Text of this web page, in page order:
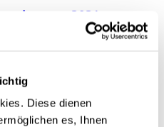
Diese dienen
es, Ihnen
printemps 2021
hiver 2020/2021